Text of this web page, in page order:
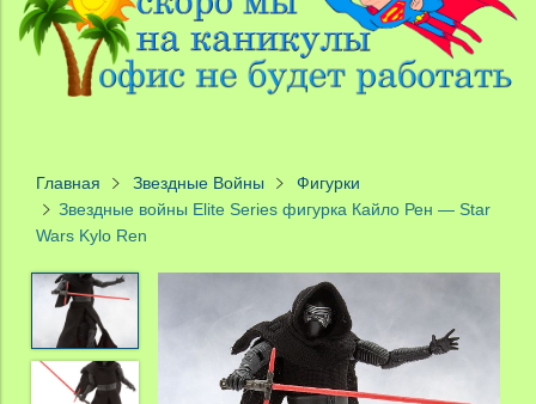
Главная Звездные Войны
Фигурки
Звездные войны Elite Series фигурка Кайло Рен — Star
Wars Kylo Ren